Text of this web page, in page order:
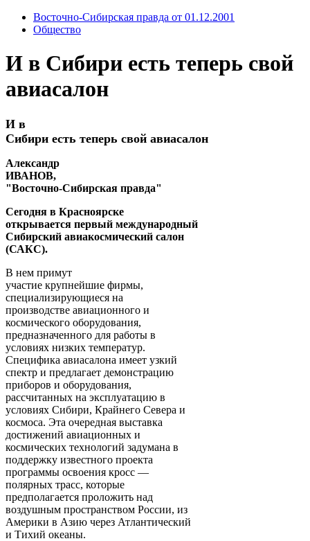
Восточно-Сибирская правда от 01.12.2001
Общество
И в Сибири есть теперь свой
авиасалон
И в
Сибири есть теперь свой авиасалон
Александр
ИВАНОВ,
"Восточно-Сибирская правда"
Сегодня в Красноярске
открывается первый международный
Сибирский авиакосмический салон
(САКС).
В нем примут
участие крупнейшие фирмы,
специализирующиеся на
производстве авиационного и
космического оборудования,
предназначенного для работы в
условиях низких температур.
Специфика авиасалона имеет узкий
спектр и предлагает демонстрацию
приборов и оборудования,
рассчитанных на эксплуатацию в
условиях Сибири, Крайнего Севера и
космоса. Эта очередная выставка
достижений авиационных и
космических технологий задумана в
поддержку известного проекта
программы освоения кросс —
полярных трасс, которые
предполагается проложить над
воздушным пространством России, из
Америки в Азию через Атлантический
и Тихий океаны.